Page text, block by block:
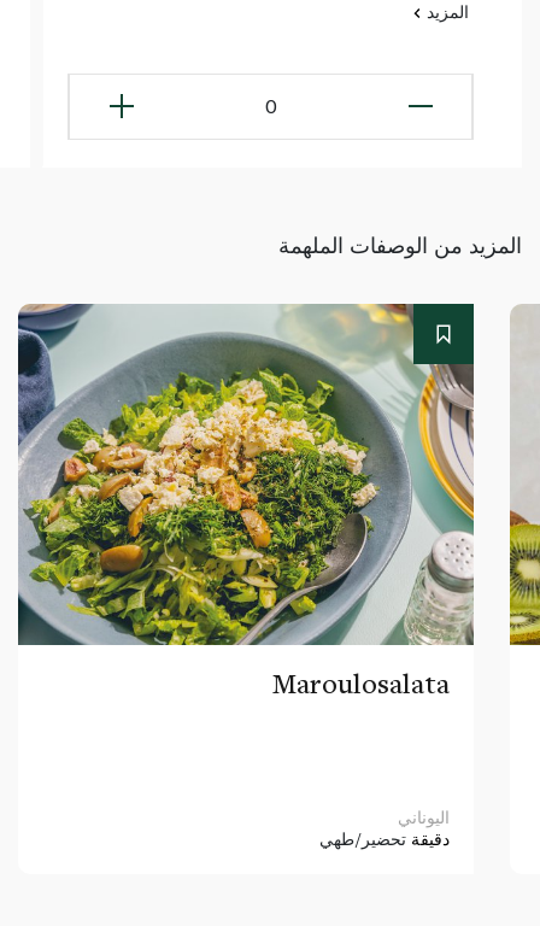
المزيد
0
المزيد من الوصفات الملهمة
Maroulosalata
اليوناني
دقيقة تحضير/طهي